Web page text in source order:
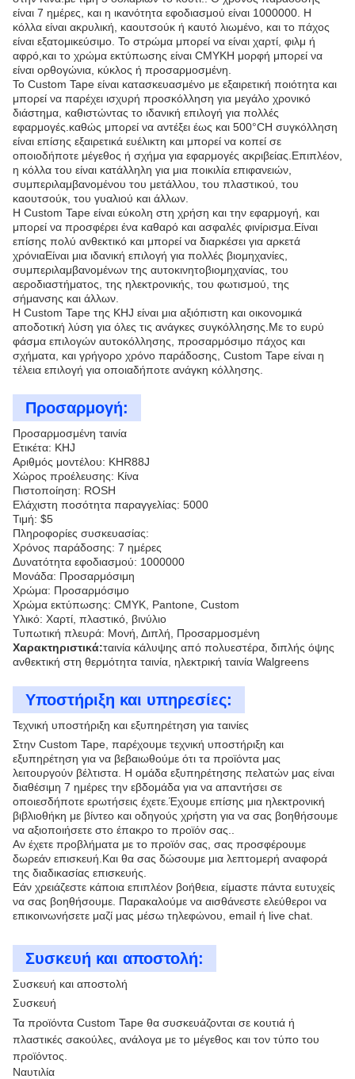
είναι 7 ημέρες, και η ικανότητα εφοδιασμού είναι 1000000. Η
κόλλα είναι ακρυλική, καουτσούκ ή καυτό λιωμένο, και το πάχος
είναι εξατομικεύσιμο. Το στρώμα μπορεί να είναι χαρτί, φιλμ ή
αφρό,και το χρώμα εκτύπωσης είναι CMYKΗ μορφή μπορεί να
είναι ορθογώνια, κύκλος ή προσαρμοσμένη.
Το Custom Tape είναι κατασκευασμένο με εξαιρετική ποιότητα και
μπορεί να παρέχει ισχυρή προσκόλληση για μεγάλο χρονικό
διάστημα, καθιστώντας το ιδανική επιλογή για πολλές
εφαρμογές.καθώς μπορεί να αντέξει έως και 500°CΗ συγκόλληση
είναι επίσης εξαιρετικά ευέλικτη και μπορεί να κοπεί σε
οποιοδήποτε μέγεθος ή σχήμα για εφαρμογές ακριβείας.Επιπλέον,
η κόλλα του είναι κατάλληλη για μια ποικιλία επιφανειών,
συμπεριλαμβανομένου του μετάλλου, του πλαστικού, του
καουτσούκ, του γυαλιού και άλλων.
Η Custom Tape είναι εύκολη στη χρήση και την εφαρμογή, και
μπορεί να προσφέρει ένα καθαρό και ασφαλές φινίρισμα.Είναι
επίσης πολύ ανθεκτικό και μπορεί να διαρκέσει για αρκετά
χρόνιαΕίναι μια ιδανική επιλογή για πολλές βιομηχανίες,
συμπεριλαμβανομένων της αυτοκινητοβιομηχανίας, του
αεροδιαστήματος, της ηλεκτρονικής, του φωτισμού, της
σήμανσης και άλλων.
Η Custom Tape της KHJ είναι μια αξιόπιστη και οικονομικά
αποδοτική λύση για όλες τις ανάγκες συγκόλλησης.Με το ευρύ
φάσμα επιλογών αυτοκόλλησης, προσαρμόσιμο πάχος και
σχήματα, και γρήγορο χρόνο παράδοσης, Custom Tape είναι η
τέλεια επιλογή για οποιαδήποτε ανάγκη κόλλησης.
Προσαρμογή:
Προσαρμοσμένη ταινία
Ετικέτα: KHJ
Αριθμός μοντέλου: KHR88J
Χώρος προέλευσης: Κίνα
Πιστοποίηση: ROSH
Ελάχιστη ποσότητα παραγγελίας: 5000
Τιμή: $5
Πληροφορίες συσκευασίας:
Χρόνος παράδοσης: 7 ημέρες
Δυνατότητα εφοδιασμού: 1000000
Μονάδα: Προσαρμόσιμη
Χρώμα: Προσαρμόσιμο
Χρώμα εκτύπωσης: CMYK, Pantone, Custom
Υλικό: Χαρτί, πλαστικό, βινύλιο
Τυπωτική πλευρά: Μονή, Διπλή, Προσαρμοσμένη
Χαρακτηριστικά:ταινία κάλυψης από πολυεστέρα, διπλής όψης
ανθεκτική στη θερμότητα ταινία, ηλεκτρική ταινία Walgreens
Υποστήριξη και υπηρεσίες:
Τεχνική υποστήριξη και εξυπηρέτηση για ταινίες
Στην Custom Tape, παρέχουμε τεχνική υποστήριξη και
εξυπηρέτηση για να βεβαιωθούμε ότι τα προϊόντα μας
λειτουργούν βέλτιστα. Η ομάδα εξυπηρέτησης πελατών μας είναι
διαθέσιμη 7 ημέρες την εβδομάδα για να απαντήσει σε
οποιεσδήποτε ερωτήσεις έχετε.Έχουμε επίσης μια ηλεκτρονική
βιβλιοθήκη με βίντεο και οδηγούς χρήστη για να σας βοηθήσουμε
να αξιοποιήσετε στο έπακρο το προϊόν σας..
Αν έχετε προβλήματα με το προϊόν σας, σας προσφέρουμε
δωρεάν επισκευή.Και θα σας δώσουμε μια λεπτομερή αναφορά
της διαδικασίας επισκευής.
Εάν χρειάζεστε κάποια επιπλέον βοήθεια, είμαστε πάντα ευτυχείς
να σας βοηθήσουμε. Παρακαλούμε να αισθάνεστε ελεύθεροι να
επικοινωνήσετε μαζί μας μέσω τηλεφώνου, email ή live chat.
Συσκευή και αποστολή:
Συσκευή και αποστολή
Συσκευή
Τα προϊόντα Custom Tape θα συσκευάζονται σε κουτιά ή
πλαστικές σακούλες, ανάλογα με το μέγεθος και τον τύπο του
προϊόντος.
Ναυτιλία